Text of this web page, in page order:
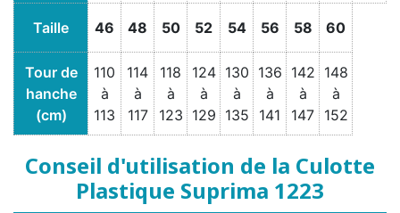
Taille 46 48 50 52 54 56 58 60
Tour de
hanche
(cm)
110
à
113
114
à
117
118
à
123
124
à
129
130
à
135
136
à
141
142
à
147
148
à
152
Conseil d'utilisation de la Culotte
Plastique Suprima 1223